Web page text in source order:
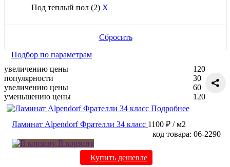
Под теплый пол (2) X
Сбросить
Подбор по параметрам
увеличению цены
популярности
увеличению цены
уменьшению цены
120
30
60
120
Подробнее
Ламинат Alpendorf Фрателли 34 класс 1100 ₽ / м2
код товара: 06-2290
В корзину
Купить дешевле